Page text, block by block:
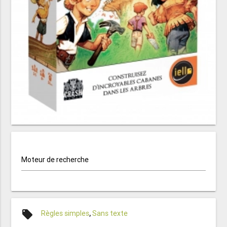
Moteur de recherche
local_offer Règles simples,Sans texte